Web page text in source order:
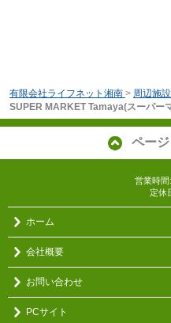
有限会社ライフネット湘南 > 周辺施
SUPER MARKET Tamaya(スーパー
ペー
営業時
定休
ホーム
会社概要
お問い合わせ
PCサイト